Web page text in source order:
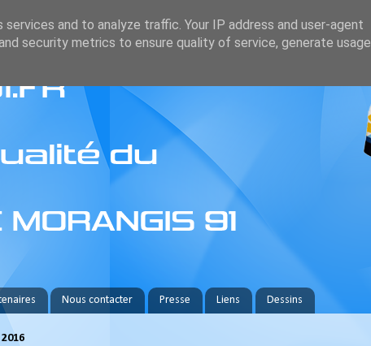
Nous contacter Presse Liens Dessins
and to analyze traffic. Your IP address and user-agent
security metrics to ensure quality of service, generate usage